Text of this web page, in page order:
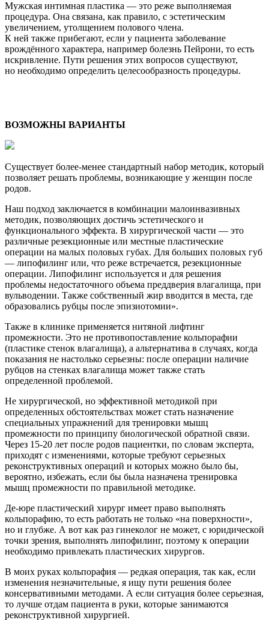
Мужская интимная пластика — это реже выполняемая
процедура. Она связана, как правило, с эстетическим
увеличением, утолщением полового члена.
К ней также прибегают, если у пациента заболевание
врождённого характера, например болезнь Пейрони, то есть
искривление. Пути решения этих вопросов существуют,
но необходимо определить целесообразность процедуры.
ВОЗМОЖНЫ ВАРИАНТЫ
Существует более-менее стандартный набор методик, который
позволяет решать проблемы, возникающие у женщин после
родов.
Наш подход заключается в комбинации малоинвазивных
методик, позволяющих достичь эстетического и
функционального эффекта. В хирургической части — это
различные резекционные или местные пластические
операции на малых половых губах. Для больших половых губ
— липофилинг или, что реже встречается, резекционные
операции. Липофилинг используется и для решения
проблемы недостаточного объема преддверия влагалища, при
вульводении. Также собственный жир вводится в места, где
образовались рубцы после эпизиотомии».
Также в клинике применяется нитяной лифтинг
промежности. Это не противопоставление кольпорафии
(пластике стенок влагалища), а альтернатива в случаях, когда
показания не настолько серьезны: после операции наличие
рубцов на стенках влагалища может также стать
определенной проблемой.
Не хирургической, но эффективной методикой при
определенных обстоятельствах может стать назначение
специальных упражнений для тренировки мышц
промежности по принципу биологической обратной связи.
Через 15-20 лет после родов пациентки, по словам эксперта,
приходят с изменениями, которые требуют серьезных
реконструктивных операций и которых можно было бы,
вероятно, избежать, если бы была назначена тренировка
мышц промежности по правильной методике.
Де-юре пластический хирург имеет право выполнять
кольпорафию, то есть работать не только «на поверхности»,
но и глубже. А вот как раз гинеколог не может, с юридической
точки зрения, выполнять липофилинг, поэтому к операции
необходимо привлекать пластических хирургов.
В моих руках кольпорафия — редкая операция, так как, если
изменения незначительные, я ищу пути решения более
консервативными методами. А если ситуация более серьезная,
то лучше отдам пациента в руки, которые занимаются
реконструктивной хирургией.